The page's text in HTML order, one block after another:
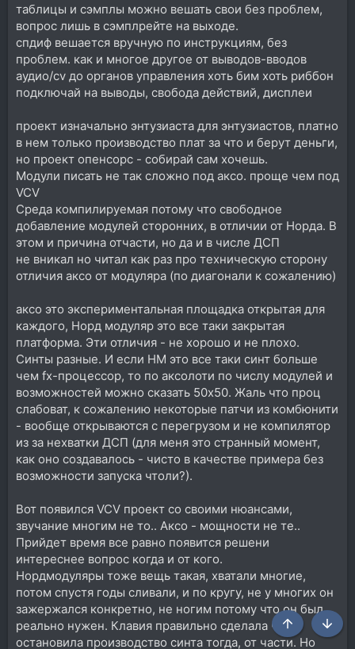
таблицы и сэмплы можно вешать свои без проблем,
вопрос лишь в сэмплрейте на выходе.
спдиф вешается вручную по инструкциям, без
проблем. как и многое другое от выводов-вводов
аудио/cv до органов управления хоть бим хоть риббон
подключай на выводы, свобода действий, дисплеи
проект изначально энтузиаста для энтузиастов, платно
в нем только производство плат за что и берут деньги,
но проект опенсорс - собирай сам хочешь.
Модули писать не так сложно под аксо. проще чем под
VCV
Среда компилируемая потому что свободное
добавление модулей сторонних, в отличии от Норда. В
этом и причина отчасти, но да и в числе ДСП
не вникал но читал как раз про техническую сторону
отличия аксо от модуляра (по диагонали к сожалению)
аксо это экспериментальная площадка открытая для
каждого, Норд модуляр это все таки закрытая
платформа. Эти отличия - не хорошо и не плохо.
Синты разные. И если НМ это все таки синт больше
чем fx-процессор, то по аксолоти по числу модулей и
возможностей можно сказать 50х50. Жаль что проц
слабоват, к сожалению некоторые патчи из комбюнити
- вообще открываются с перегрузом и не компилятор
из за нехватки ДСП (для меня это странный момент,
как оно создавалось - чисто в качестве примера без
возможности запуска чтоли?).
Вот появился VCV проект со своими нюансами,
звучание многим не то.. Аксо - мощности не те..
Прийдет время все равно появится решени
интереснее вопрос когда и от кого.
Нордмодуляры тоже вещь такая, хватали многие,
потом спустя годы сливали, и по кругу, не у многих он
зажержался конкретно, не ногим потому что он был
реально нужен. Клавия правильно сделала что
остановила производство синта тогда, от части. Но
Сверху Снизу